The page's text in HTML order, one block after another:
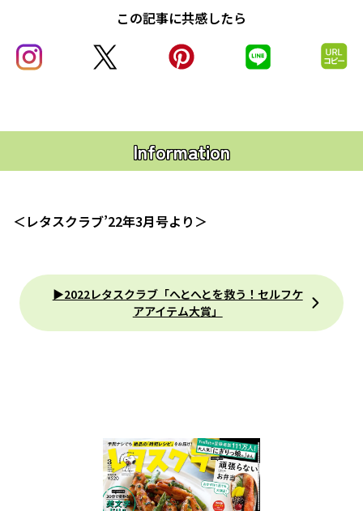
この記事に共感したら
Information
＜レタスクラブ’22年3月号より＞
▶2022レタスクラブ「へとへとを救う！セルフケ
アアイテム大賞」